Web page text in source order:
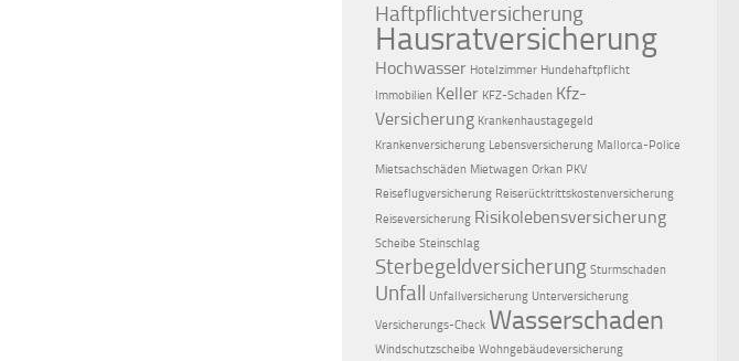
Haftpflichtversicherung
Hausratversicherung
Hochwasser Hotelzimmer Hundehaftpflicht
Immobilien Keller KFZ-Schaden Kfz-
Versicherung Krankenhaustagegeld
Krankenversicherung Lebensversicherung Mallorca-Police
Mietsachschäden Mietwagen Orkan PKV
Reiseflugversicherung Reiserücktrittskostenversicherung
Reiseversicherung Risikolebensversicherung
Scheibe Steinschlag
Sterbegeldversicherung Sturmschaden
Unfall Unfallversicherung Unterversicherung
Versicherungs-Check Wasserschaden
Windschutzscheibe Wohngebäudeversicherung